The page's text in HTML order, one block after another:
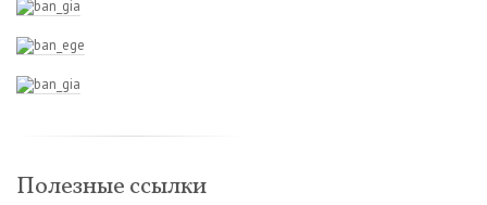
Полезные ссылки